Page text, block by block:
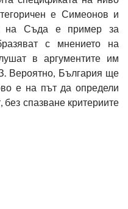
е Симеонов и
на Съда е пример за
с мнението на
в аргументите им
Вероятно, България ще
е на път да определи
спазване критериите